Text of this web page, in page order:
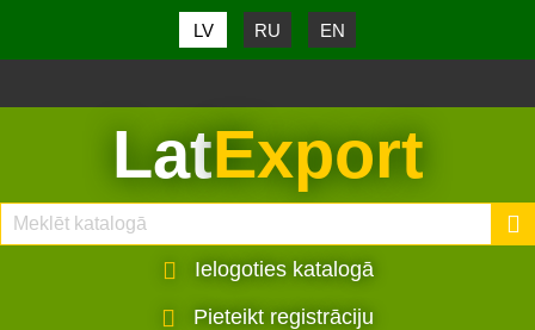
LV RU EN
LatExport
Ielogoties katalogā
Pieteikt registrāciju